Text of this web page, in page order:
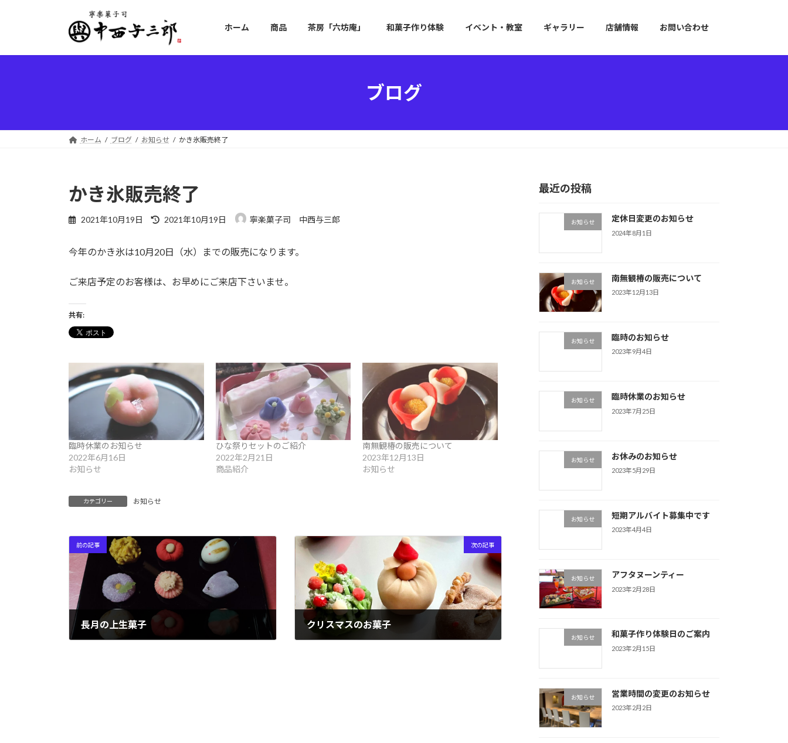
プ
動
ホーム 商品 茶房「六坊庵」 和菓子作り体験 イベント・教室 ギャラリー 店舗情報 お問い合わせ
ブログ
ホーム ブログ お知らせ かき氷販売終了
かき氷販売終了
2021年10月19日
最
新
:
2021年10月19日 寧楽菓子司 中西与三郎
今年のかき氷は10月20日（水）までの販売になります。
ご来店予定のお客様は、お早めにご来店下さいませ。
共有:
臨時休業のお知らせ
2022年6月16日
お知らせ
ひな祭りセットのご紹介
2022年2月21日
商品紹介
南無観椿の販売について
2023年12月13日
お知らせ
カテゴリー お知らせ
前の記事
長月の上生菓子
次の記事
クリスマスのお菓子
最近の投稿
お知らせ 定休日変更のお知らせ
2024年8月1日
お知らせ 南無観椿の販売について
2023年12月13日
お知らせ 臨時のお知らせ
2023年9月4日
お知らせ 臨時休業のお知らせ
2023年7月25日
お知らせ お休みのお知らせ
2023年5月29日
お知らせ 短期アルバイト募集中です
2023年4月4日
お知らせ アフタヌーンティー
2023年2月28日
お知らせ 和菓子作り体験日のご案内
2023年2月15日
お知らせ 営業時間の変更のお知らせ
2023年2月2日